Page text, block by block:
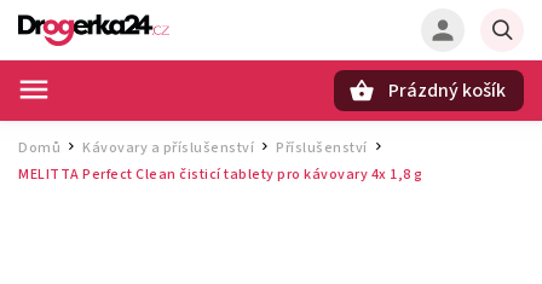
Prázdný košík
Domů / Kávovary a příslušenství / Příslušenství
MELITTA Perfect Clean čisticí tablety pro kávovary 4x 1,8 g